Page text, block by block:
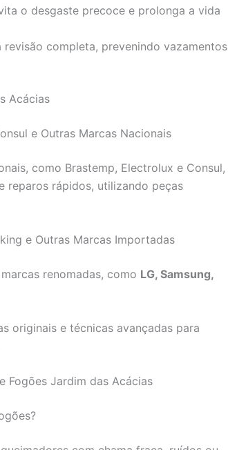
o desgaste precoce e prolonga a vida
completa, prevenindo vazamentos
Acácias
e Outras Marcas Nacionais
como Brastemp, Electrolux e Consul,
reparos rápidos, utilizando peças
e Outras Marcas Importadas
renomadas, como LG, Samsung,
originais e técnicas avançadas para
Fogões Jardim das Acácias